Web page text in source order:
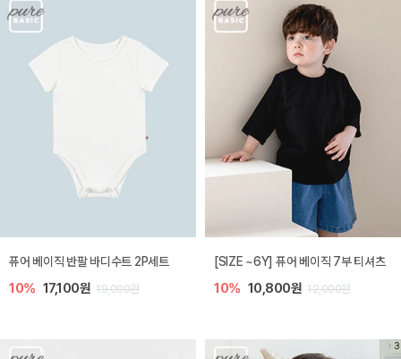
퓨어 베이직 반팔 바디수트 2P세트
10% 17,100원 19,000원
[SIZE ~6Y] 퓨어 베이직 7부 티셔츠
10% 10,800원 12,000원